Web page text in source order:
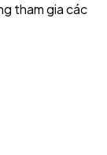
tham gia các